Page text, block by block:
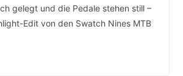
gelegt und die Pedale stehen still –
Edit von den Swatch Nines MTB